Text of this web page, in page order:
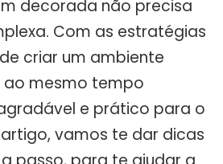
decorada não precisa
Com as estratégias
criar um ambiente
ao mesmo tempo
e prático para o
vamos te dar dicas